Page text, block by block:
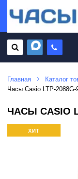
Главная Каталог
Часы Casio LTP-2088G-
ЧАСЫ CASIO
ХИТ